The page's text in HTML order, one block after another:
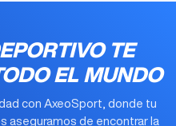
TE
EL MUNDO
con AxeoSport, donde tu
aseguramos de encontrar la